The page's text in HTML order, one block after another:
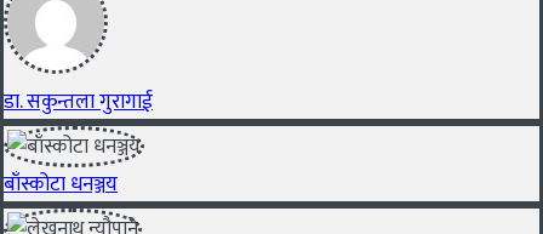
डा. सकुन्तला गुरागाई
बाँस्कोटा धनञ्जय